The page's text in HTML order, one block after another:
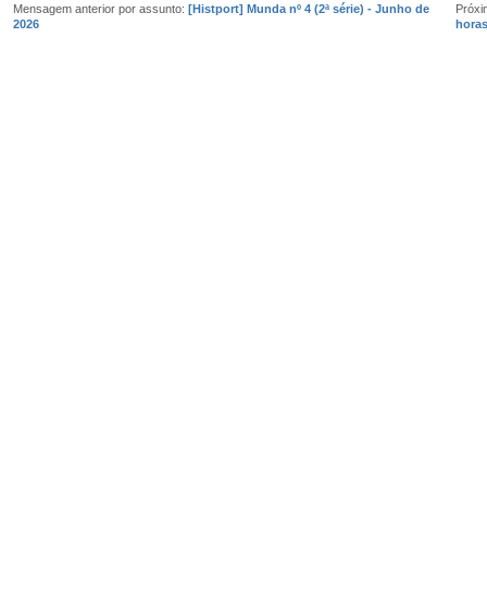
Mensagem anterior por assunto: [Histport] Munda nº 4 (2ª série) - Junho de
2026